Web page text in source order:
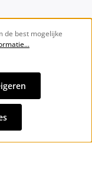
vermeld.
de best mogelijke